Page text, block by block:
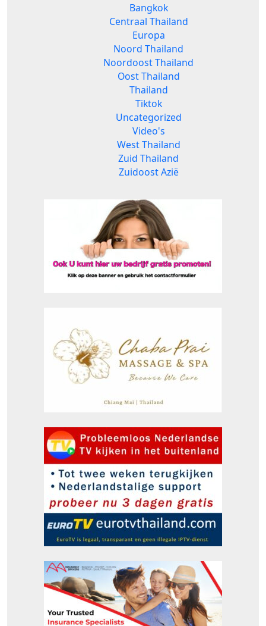
Bangkok
Centraal Thailand
Europa
Noord Thailand
Noordoost Thailand
Oost Thailand
Thailand
Tiktok
Uncategorized
Video's
West Thailand
Zuid Thailand
Zuidoost Azië